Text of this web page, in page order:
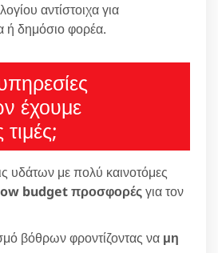
αντίστοιχα για
ή δημόσιο φορέα.
έχουμε
υδάτων με πολύ καινοτόμες
budget προσφορέςγια τον
βόθρων φροντίζοντας να μη